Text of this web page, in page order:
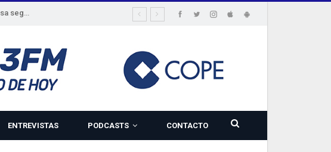
Beniel refuerza la seguridad para evitar robos en viviendas este verano con el programa ‘Casa segura’
ENTREVISTAS PODCASTS CONTACTO